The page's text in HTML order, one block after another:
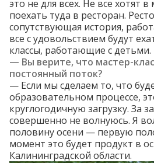
это не для всех. Не все хотят в
поехать туда в ресторан.
сопутствующая история,
все с удовольствием будут
классы, работающие с детьми.
— Вы верите, что мастер-
постоянный поток?
— Если мы сделаем то, что
образовательном процессе,
круглогодичную загрузку. За
совершенно не волнуюсь. Я
половину осени — первую
момент это будет продукт в
Калининградской области.